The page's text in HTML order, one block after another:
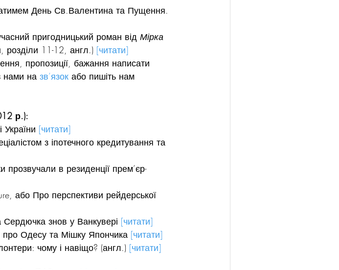
День Св.Валентина та Пущення.
пригодницький роман від Мірка
розділи 11-12, англ.) [читати]
пропозиції, бажання написати
нами на зв’язок або пишіть нам
р.):
[читати]
з іпотечного кредитування та
прозвучали в резиденції прем’єр-
або Про перспективи рейдерської
Сердючка знов у Ванкувері [читати]
Одесу та Мішку Япончика [читати]
чому і навіщо? (англ.) [читати]